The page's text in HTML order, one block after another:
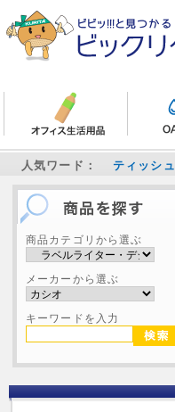
人気ワード： ティッシュ
商品カテゴリから選ぶ
メーカーから選ぶ
キーワードを入力